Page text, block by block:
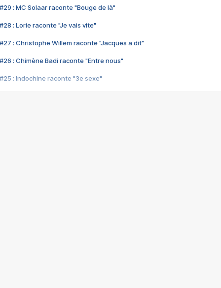
#29 : MC Solaar raconte "Bouge de là"
#28 : Lorie raconte "Je vais vite"
#27 : Christophe Willem raconte "Jacques a dit"
#26 : Chimène Badi raconte "Entre nous"
#25 : Indochine raconte "3e sexe"